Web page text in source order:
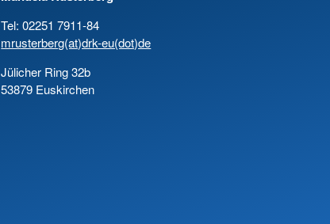
Tel: 02251 7911-84
mrusterberg(at)drk-eu(dot)de
Jülicher Ring 32b
53879 Euskirchen